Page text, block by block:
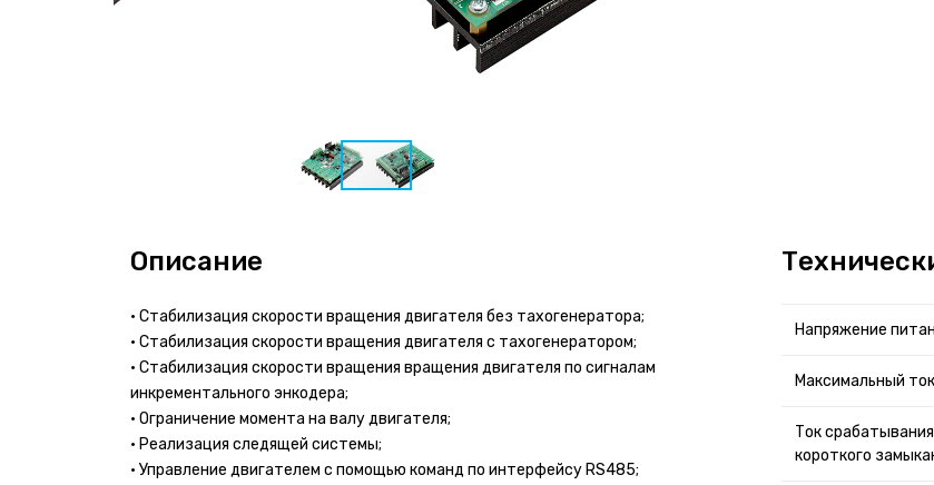
Описание
• Стабилизация скорости вращения двигателя без тахогенератора;
• Стабилизация скорости вращения двигателя с тахогенератором;
• Стабилизация скорости вращения вращения двигателя по сигналам
инкрементального энкодера;
• Ограничение момента на валу двигателя;
• Реализация следящей системы;
• Управление двигателем с помощью команд по интерфейсу RS485;
Напряжение
Максимальный
Ток
короткого